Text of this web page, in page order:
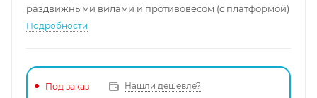
раздвижными вилами и противовесом (с платформой)
Подробности
Под заказ
Нашли дешевле?